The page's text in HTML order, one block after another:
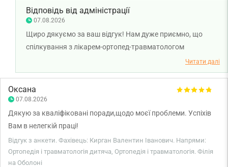
Відповідь від адміністрації
07.08.2026
Щиро дякуємо за ваш відгук! Нам дуже приємно, що
спілкування з лікарем-ортопед-травматологом
Валентином Кирганом залишило позитивні враження, а
його професійний підхід викликав вашу довіру. Бажаємо
Читати далі
Оксана
07.08.2026
Дякую за кваліфіковані поради,щодо моєї проблеми. Успіхів
Вам в нелегкій праці!
Відгук з анкети. Фахівець: Кирган Валентин Іванович. Напрями:
Ортопедія і травматологія дитяча, Ортопедія і травматологія. Філія
на Оболоні